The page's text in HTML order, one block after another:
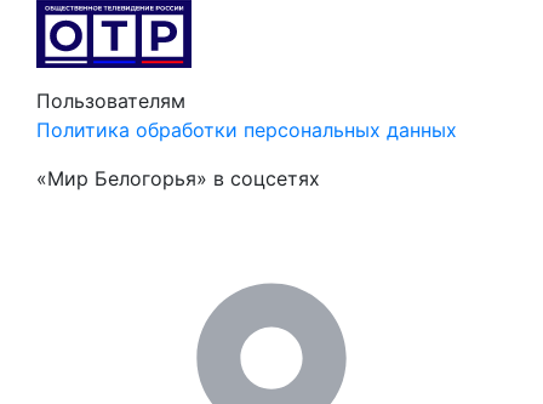
Пользователям
Политика обработки персональных данных
«Мир Белогорья» в соцсетях